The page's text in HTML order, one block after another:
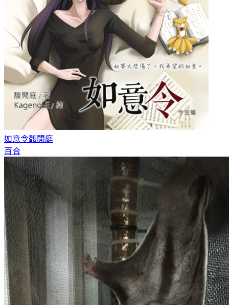
如意令馥閒庭
百合